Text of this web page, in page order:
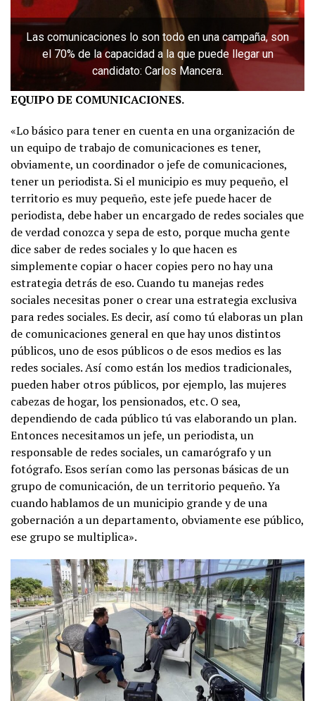
Las comunicaciones lo son todo en una campaña, son
el 70% de la capacidad a la que puede llegar un
candidato: Carlos Mancera.
EQUIPO DE COMUNICACIONES.
«Lo básico para tener en cuenta en una organización de
un equipo de trabajo de comunicaciones es tener,
obviamente, un coordinador o jefe de comunicaciones,
tener un periodista. Si el municipio es muy pequeño, el
territorio es muy pequeño, este jefe puede hacer de
periodista, debe haber un encargado de redes sociales que
de verdad conozca y sepa de esto, porque mucha gente
dice saber de redes sociales y lo que hacen es
simplemente copiar o hacer copies pero no hay una
estrategia detrás de eso. Cuando tu manejas redes
sociales necesitas poner o crear una estrategia exclusiva
para redes sociales. Es decir, así como tú elaboras un plan
de comunicaciones general en que hay unos distintos
públicos, uno de esos públicos o de esos medios es las
redes sociales. Así como están los medios tradicionales,
pueden haber otros públicos, por ejemplo, las mujeres
cabezas de hogar, los pensionados, etc. O sea,
dependiendo de cada público tú vas elaborando un plan.
Entonces necesitamos un jefe, un periodista, un
responsable de redes sociales, un camarógrafo y un
fotógrafo. Esos serían como las personas básicas de un
grupo de comunicación, de un territorio pequeño. Ya
cuando hablamos de un municipio grande y de una
gobernación a un departamento, obviamente ese público,
ese grupo se multiplica».